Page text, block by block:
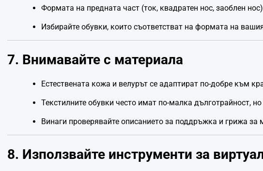
Формата на предната част (ток, квадратен нос, заоблен
Избирайте обувки, които съответстват на формата на
7. Внимавайте с материала
Естествената кожа и велурът се адаптират по-добре към
Текстилните обувки често имат по-малка дълготрайност,
Винаги проверявайте описанието за поддръжка и грижа за
8. Използвайте инструменти за